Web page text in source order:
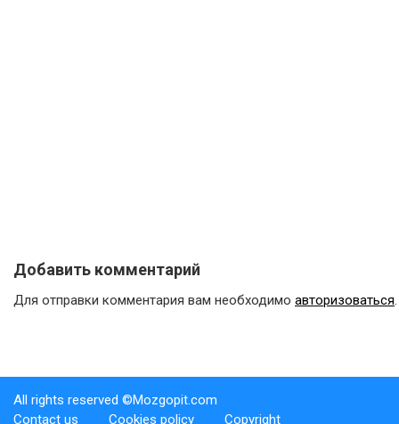
Добавить комментарий
Для отправки комментария вам необходимо авторизоваться.
All rights reserved ©Mozgopit.com
Contact us
Cookies policy Copyright